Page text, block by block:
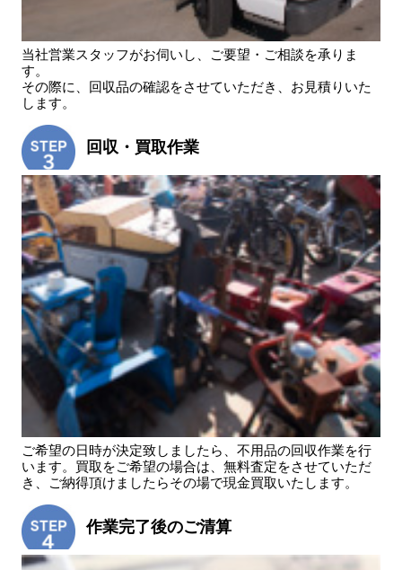
当社営業スタッフがお伺いし、ご要望・ご相談を承りま
す。
その際に、回収品の確認をさせていただき、お見積りいた
します。
回収・買取作業
ご希望の日時が決定致しましたら、不用品の回収作業を行
います。買取をご希望の場合は、無料査定をさせていただ
き、ご納得頂けましたらその場で現金買取いたします。
作業完了後のご清算